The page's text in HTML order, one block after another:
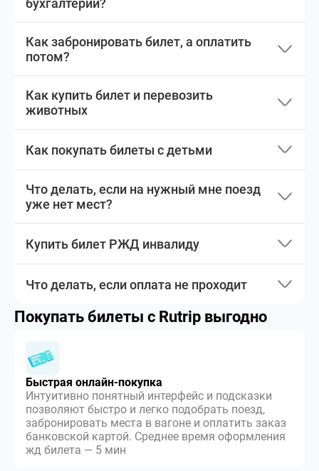
бухгалтерии?
Как забронировать билет, а оплатить
потом?
Как купить билет и перевозить
животных
Как покупать билеты с детьми
Что делать, если на нужный мне поезд
уже нет мест?
Купить билет РЖД инвалиду
Что делать, если оплата не проходит
Покупать билеты с Rutrip выгодно
Быстрая онлайн-покупка
Интуитивно понятный интерфейс и подсказки
позволяют быстро и легко подобрать поезд,
забронировать места в вагоне и оплатить заказ
банковской картой. Среднее время оформления
жд билета — 5 мин